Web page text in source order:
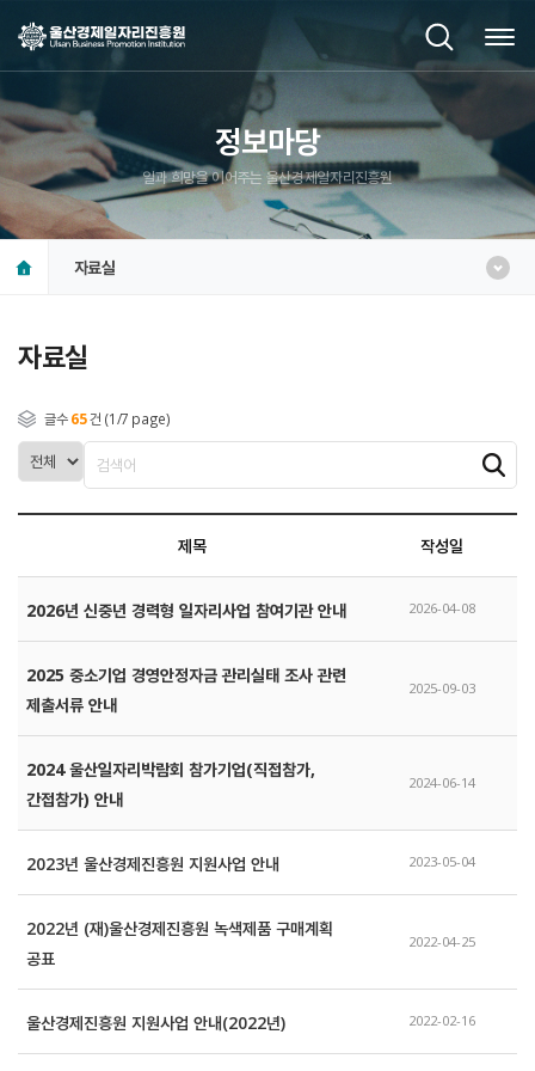
정보마당
일과 희망을 이어주는 울산경제일자리진흥원
자료실
자료실
글수65건 (1/7 page)
제목 작성일
2026년 신중년 경력형 일자리사업 참여기관 안내 2026-04-08
2025 중소기업 경영안정자금 관리실태 조사 관련
제출서류 안내
2025-09-03
2024 울산일자리박람회 참가기업(직접참가,
간접참가) 안내
2024-06-14
2023년 울산경제진흥원 지원사업 안내 2023-05-04
2022년 (재)울산경제진흥원 녹색제품 구매계획
공표
2022-04-25
울산경제진흥원 지원사업 안내(2022년) 2022-02-16